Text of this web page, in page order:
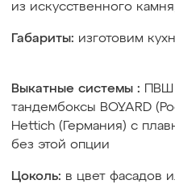
из искусственного
Габариты: изготовим
Выкатные системы :
тандембоксы BOYARD
Hettich (Германия) с
без этой опции
Цоколь: в цвет фасадов